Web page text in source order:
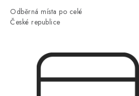
Odběrná místa po celé
České republice